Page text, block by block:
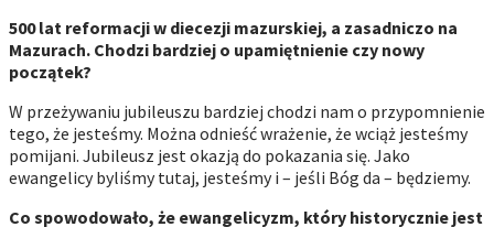
500 lat reformacji w diecezji mazurskiej, a zasadniczo na
Mazurach. Chodzi bardziej o upamiętnienie czy nowy
początek?
W przeżywaniu jubileuszu bardziej chodzi nam o przypomnienie
tego, że jesteśmy. Można odnieść wrażenie, że wciąż jesteśmy
pomijani. Jubileusz jest okazją do pokazania się. Jako
ewangelicy byliśmy tutaj, jesteśmy i – jeśli Bóg da – będziemy.
Co spowodowało, że ewangelicyzm, który historycznie jest